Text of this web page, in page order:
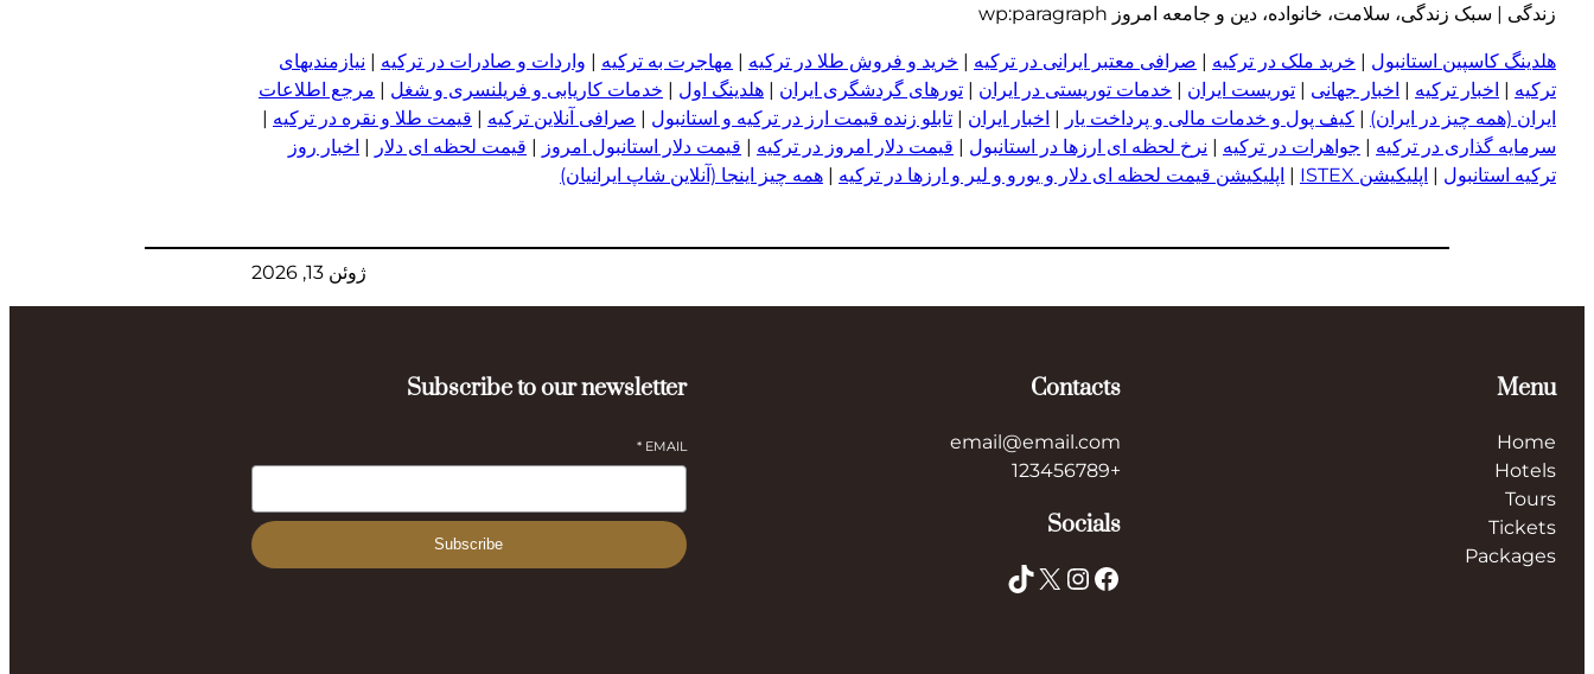
زندگی | سبک زندگی، سلامت، خانواده، دین و جامعه امروز wp:paragraph
هلدینگ کاسپین استانبول | خرید ملک در ترکیه | صرافی معتبر ایرانی در ترکیه | خرید و فروش طلا در ترکیه | مهاجرت به ترکیه | واردات و صادرات در ترکیه | نیازمندیهای
ترکیه | اخبار ترکیه | اخبار جهانی | توریست ایران | خدمات توریستی در ایران | تورهای گردشگری ایران | هلدینگ اول | خدمات کاریابی و فریلنسری و شغل | مرجع اطلاعات
ایران (همه چیز در ایران) | کیف پول و خدمات مالی و پرداخت یار | اخبار ایران | تابلو زنده قیمت ارز در ترکیه و استانبول | صرافی آنلاین ترکیه | قیمت طلا و نقره در ترکیه |
سرمایه گذاری در ترکیه | جواهرات در ترکیه | نرخ لحظه ای ارزها در استانبول | قیمت دلار امروز در ترکیه | قیمت دلار استانبول امروز | قیمت لحظه ای دلار | اخبار روز
ترکیه استانبول | اپلیکیشن ISTEX | اپلیکیشن قیمت لحظه ای دلار و یورو و لیر و ار زها در ترکیه | همه چیز اینجا (آنلاین شاپ ایرانیان)
ژوئن 13, 2026
Menu
Home
Hotels
Tours
Tickets
Packages
Contacts
email@email.com
+123456789
Socials
Facebook
Instagram
X
TikTok
Subscribe to our newsletter
EMAIL
*
Subscribe